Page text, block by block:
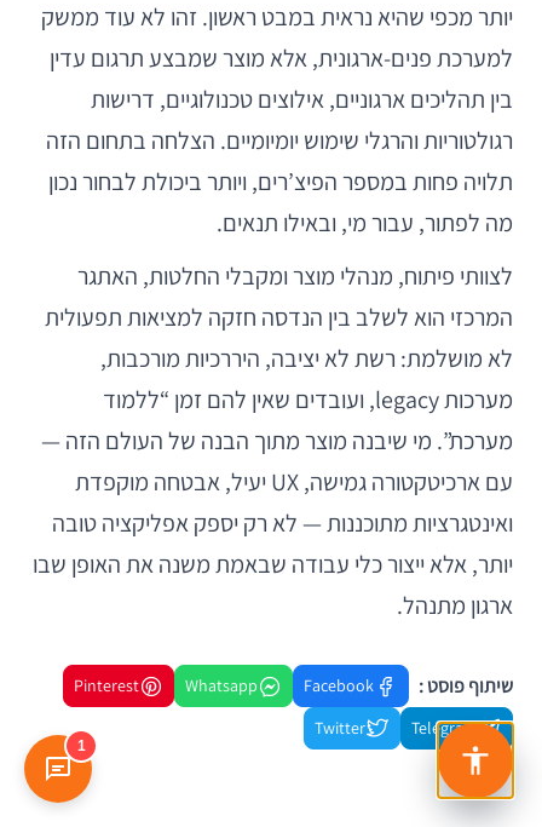
יותר מכפי שהיא נראית במבט ראשון. זהו לא עוד ממשק
למערכת פנים-ארגונית, אלא מוצר שמבצע תרגום עדין
בין תהליכים ארגוניים, אילוצים טכנולוגיים, דרישות
רגולטוריות והרגלי שימוש יומיומיים. הצלחה בתחום הזה
תלויה פחות במספר הפיצ’רים, ויותר ביכולת לבחור נכון
מה לפתור, עבור מי, ובאילו תנאים.
לצוותי פיתוח, מנהלי מוצר ומקבלי החלטות, האתגר
המרכזי הוא לשלב בין הנדסה חזקה למציאות תפעולית
לא מושלמת: רשת לא יציבה, היררכיות מורכבות,
מערכות legacy, ועובדים שאין להם זמן “ללמוד
מערכת”. מי שיבנה מוצר מתוך הבנה של העולם הזה —
עם ארכיטקטורה גמישה, UX יעיל, אבטחה מוקפדת
ואינטגרציות מתוכננות — לא רק יספק אפליקציה טובה
יותר, אלא ייצור כלי עבודה שבאמת משנה את האופן שבו
ארגון מתנהל.
שיתוף פוסט : Facebook
Whatsapp
Pinterest
Telegram
Twitter
1